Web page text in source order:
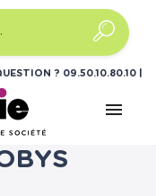
? 09.50.10.80.10
menu
DE